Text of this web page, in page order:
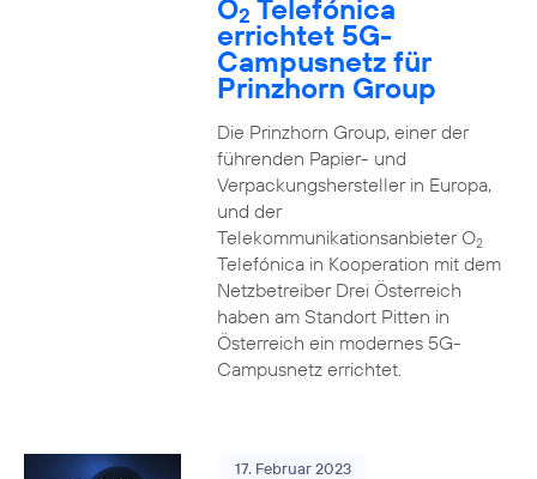
O2 Telefónica
errichtet 5G-
Campusnetz für
Prinzhorn Group
Die Prinzhorn Group, einer der
führenden Papier- und
Verpackungshersteller in Europa,
und der
Telekommunikationsanbieter O2
Telefónica in Kooperation mit dem
Netzbetreiber Drei Österreich
haben am Standort Pitten in
Österreich ein modernes 5G-
Campusnetz errichtet.
17. Februar 2023